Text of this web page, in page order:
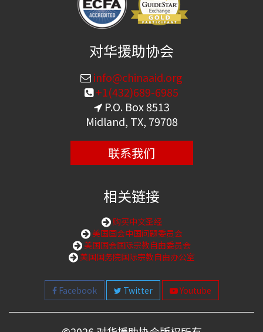
对华援助协会
info@chinaaid.org
+1(432)689-6985
P.O. Box 8513
Midland, TX, 79708
联系我们
相关链接
购买中文圣经
美国国会中国问题委员会
美国国会国际宗教自由委员会
美国国务院国际宗教自由办公室
Facebook Twitter Youtube